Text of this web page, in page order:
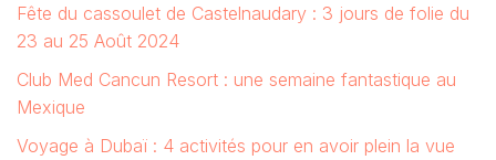
Fête du cassoulet de Castelnaudary : 3 jours de folie du
23 au 25 Août 2024
Club Med Cancun Resort : une semaine fantastique au
Mexique
Voyage à Dubaï : 4 activités pour en avoir plein la vue